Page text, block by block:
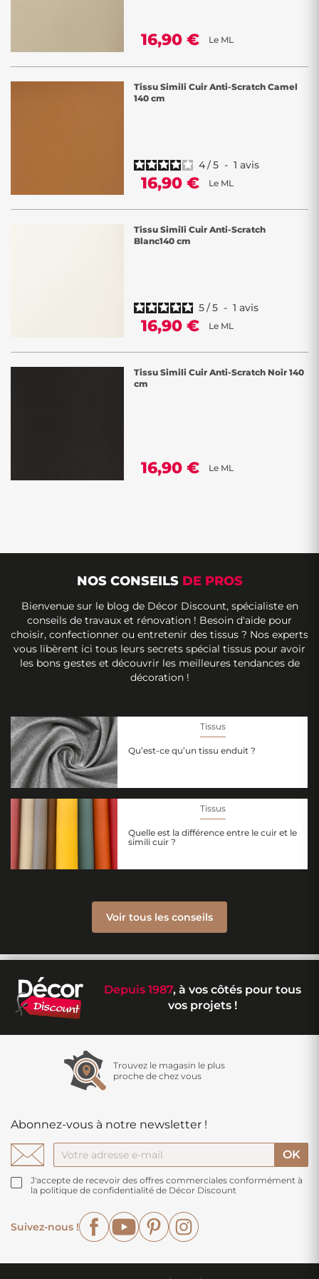
16,90 € Le ML
Tissu Simili Cuir Anti-Scratch Camel
140 cm
4/5 - 1 avis
16,90 € Le ML
Tissu Simili Cuir Anti-Scratch
Blanc140 cm
5/5 - 1 avis
16,90 € Le ML
Tissu Simili Cuir Anti-Scratch Noir 140
cm
16,90 € Le ML
NOS CONSEILS DE PROS
Bienvenue sur le blog de Décor Discount, spécialiste en
conseils de travaux et rénovation ! Besoin d'aide pour
choisir, confectionner ou entretenir des tissus ? Nos experts
vous libèrent ici tous leurs secrets spécial tissus pour avoir
les bons gestes et découvrir les meilleures tendances de
décoration !
Tissus
Qu’est-ce qu’un tissu enduit ?
Tissus
Quelle est la différence entre le cuir et le
simili cuir ?
Voir tous les conseils
Depuis 1987, à vos côtés pour tous
vos projets !
Trouvez le magasin le plus
proche de chez vous
Abonnez-vous à notre newsletter !
J'accepte de recevoir des offres commerciales conformément à
la politique de confidentialité de Décor Discount
Suivez-nous !
FacebookYouTubePinterest